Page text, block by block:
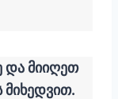
და მიიღეთ
მიხედვით.